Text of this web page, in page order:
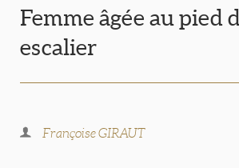
Femme âgée au pied
escalier
Françoise GIRAUT